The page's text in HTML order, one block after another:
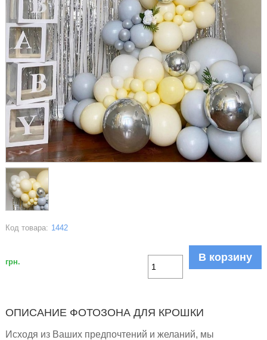
Код товара: 1442
грн. В корзину
ОПИСАНИЕ ФОТОЗОНА ДЛЯ КРОШКИ
Исходя из Ваших предпочтений и желаний, мы